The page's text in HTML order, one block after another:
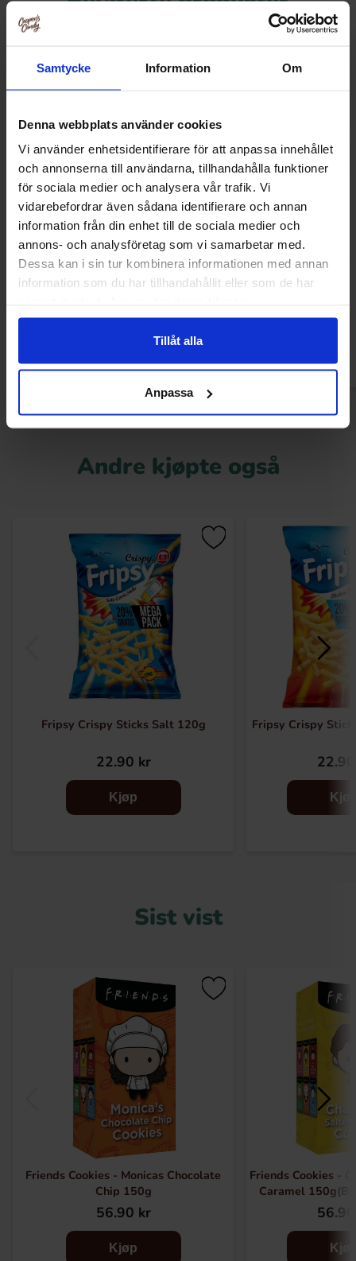
Samtycke Information Om
Denna webbplats använder cookies
Vi använder enhetsidentifierare för att anpassa innehållet
och annonserna till användarna, tillhandahålla funktioner
för sociala medier och analysera vår trafik. Vi
vidarebefordrar även sådana identifierare och annan
information från din enhet till de sociala medier och
annons- och analysföretag som vi samarbetar med.
Dessa kan i sin tur kombinera informationen med annan
information som du har tillhandahållit eller som de har
Tillåt alla
Anpassa
American Bakery Brownie Cookies
White Chocolate 106g
American Bakery
Andre kjøpte også
Fripsy Crispy Sticks Salt 120g
22.90 kr
Kjøp
Fripsy Crispy
Sist vist
Friends Cookies - Monicas Chocolate
Chip 150g
56.90 kr
Kjøp
Friends Cookies -
Caramel